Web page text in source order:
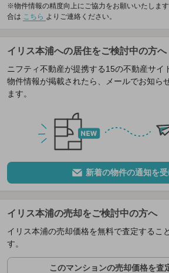
※物件情報の精度向上にご協力をお願いいたしま
合は こちら よりご連絡ください。
イリス本浦への居住をご検討中の方へ
ニフティ不動産が提携する15の不動産サイ
物件情報が掲載されたら、メールでお知ら
ます。
新着の物件の通知を
イリス本浦の売却をご検討中の方へ
イリス本浦の売却価格を無料で査定するこ
す。
このマンションの売却価格を査定